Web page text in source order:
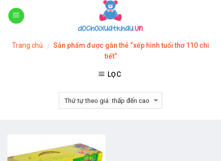
Skip
Trang chủ / Sản phẩm được gắn thẻ “xếp hình tuổi thơ 110 chi
tiết”
LỌC